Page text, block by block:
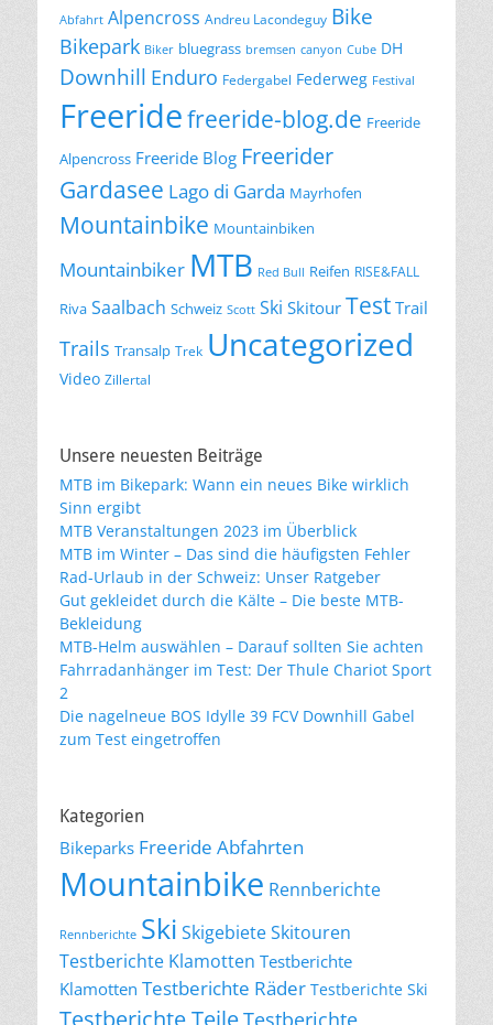
Abfahrt Alpencross Andreu Lacondeguy Bike
Bikepark Biker bluegrass bremsen canyon Cube DH
Downhill Enduro Federgabel Federweg Festival
Freeridefreeride-blog.de Freeride
Alpencross Freeride Blog Freerider
Gardasee Lago di Garda Mayrhofen
Mountainbike Mountainbiken
Mountainbiker MTB Red Bull Reifen RISE&FALL
Riva Saalbach Schweiz Scott Ski Skitour Test Trail
Trails Transalp Trek Uncategorized
Video Zillertal
Unsere neuesten Beiträge
MTB im Bikepark: Wann ein neues Bike wirklich
Sinn ergibt
MTB Veranstaltungen 2023 im Überblick
MTB im Winter – Das sind die häufigsten Fehler
Rad-Urlaub in der Schweiz: Unser Ratgeber
Gut gekleidet durch die Kälte – Die beste MTB-
Bekleidung
MTB-Helm auswählen – Darauf sollten Sie achten
Fahrradanhänger im Test: Der Thule Chariot Sport
2
Die nagelneue BOS Idylle 39 FCV Downhill Gabel
zum Test eingetroffen
Kategorien
Bikeparks Freeride Abfahrten
Mountainbike Rennberichte
Rennberichte Ski SkigebieteSkitouren
Testberichte Klamotten Testberichte
Klamotten Testberichte Räder Testberichte Ski
Testberichte TeileTestberichte